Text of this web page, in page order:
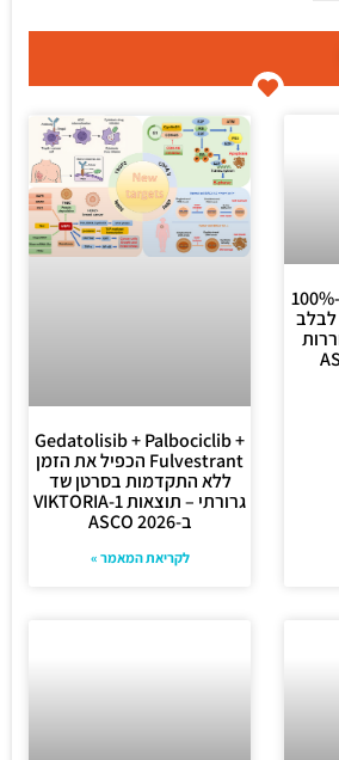
92% הצטמקות גידול ו-100%
Gedatolisib + Palbociclib +
Fulvestrant הכפיל את הזמן
ללא התקדמות בסרטן שד
גרורתי – תוצאות VIKTORIA-1
ב-ASCO 2026
לקריאת המאמר »